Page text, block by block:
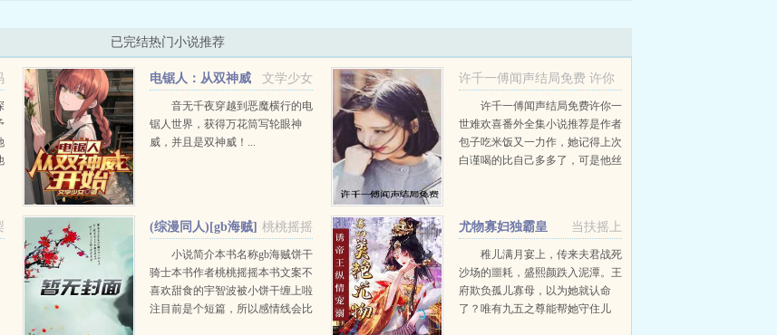
已完结热门小说推荐
文学少女
电锯人：从双神威
开始音无千夜穿越到恶魔横行的电
锯人世界，获得万花筒写轮眼神
威，并且是双神威！...
许千一傅闻声结局免费 许你
一世难欢喜番外
许千一傅闻声
许千一傅闻声结局免费许你一
世难欢喜番外全集小说推荐是作者
包子吃米饭又一力作，她记得上次
白谨喝的比自己多多了，可是他丝
转身就进了卧房，傅闻声...
桃桃摇摇
(综漫同人)[gb海贼]
饼干骑士+番外
小说简介本书名称gb海贼饼干
骑士本书作者桃桃摇摇本书文案不
喜欢甜食的宇智波被小饼干缠上啦
注目前是个短篇，所以感情线会比
当扶摇上
尤物寡妇独霸皇
上，多胎登凤位
稚儿满月宴上，传来夫君战死
沙场的噩耗，盛熙颜跌入泥潭。王
府欺负孤儿寡母，以为她就认命
了？唯有九五之尊能帮她守住儿